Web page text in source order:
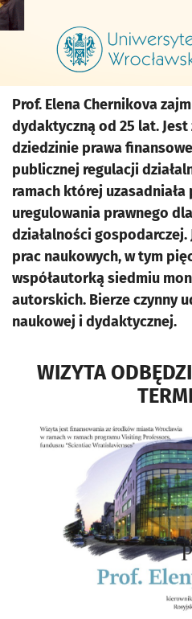
Prof. Elena Chernikova
dydaktyczną od 25 lat.
dziedzinie prawa
publicznej regulacji
ramach której
uregulowania prawnego
działalności
prac naukowych, w tym
współautorką siedmiu
autorskich. Bierze czynny
naukowej i dydaktycznej.
WIZYTA